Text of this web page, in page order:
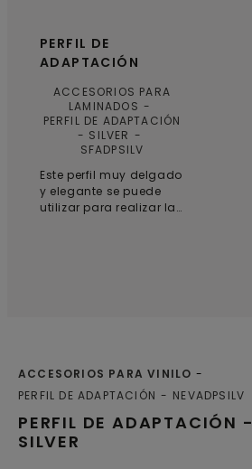
PERFIL DE
ADAPTACIÓN
ACCESORIOS PARA
LAMINADOS
PERFIL DE ADAPTACIÓN
- SILVER
SFADPSILV
Este perfil muy delgado
y elegante se puede
utilizar para realizar la
continuación, presione
el perfil de adaptación
en el subperfil.
Sugerencia: utilice un
martillo y el taco de
impacto de para
PERFIL DE ADAPTACIÓN -
SILVER
ACCESORIOS PARA VINILO
PERFIL DE ADAPTACIÓN
NEVADPSILV